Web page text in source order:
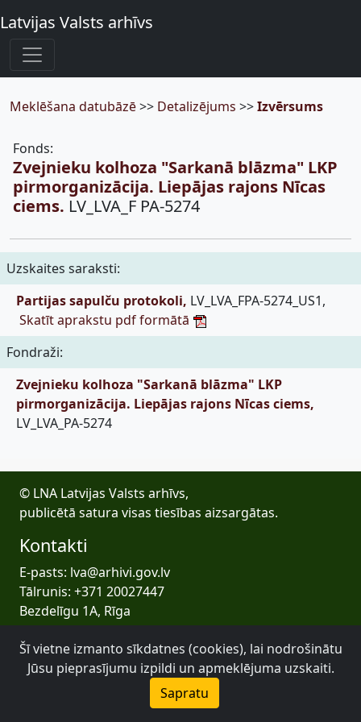
Latvijas Valsts arhīvs
Meklēšana datubāzē>> Detalizējums >>Izvērsums
Fonds:
Zvejnieku kolhoza "Sarkanā blāzma" LKP
pirmorganizācija. Liepājas rajons Nīcas
ciems. LV_LVA_F PA-5274
Uzskaites saraksti:
Partijas sapulču protokoli, LV_LVA_FPA-5274_US1,
Skatīt aprakstu pdf formātā
Fondraži:
Zvejnieku kolhoza "Sarkanā blāzma" LKP
pirmorganizācija. Liepājas rajons Nīcas ciems,
LV_LVA_PA-5274
© LNA Latvijas Valsts arhīvs,
publicētā satura visas tiesības aizsargātas.
Kontakti
E-pasts: lva@arhivi.gov.lv
Tālrunis: +371 20027447
Bezdelīgu 1A, Rīga
Latvijas Valsts arhīvs
Šī vietne izmanto sīkdatnes (cookies), lai nodrošinātu
Jūsu pieprasījumu izpildi un apmeklējuma uzskaiti.
Sapratu